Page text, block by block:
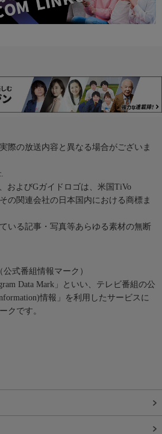
際の放送内容と異なる場合がございま
およびGガイドロゴは、米国TiVo
の関連会社の日本国内における商標ま
いる記事・写真等あらゆる素材の無断
式番組情報マーク）
Data Mark」といい、テレビ番組の公
情報」を利用したサービスに
クです。